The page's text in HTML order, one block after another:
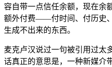
容自带一点信任余额，现在余
额外付费——付时间、付历史
生成不出来的东西。
麦克卢汉说过一句被引用过太
话真正的意思是，一种新媒介